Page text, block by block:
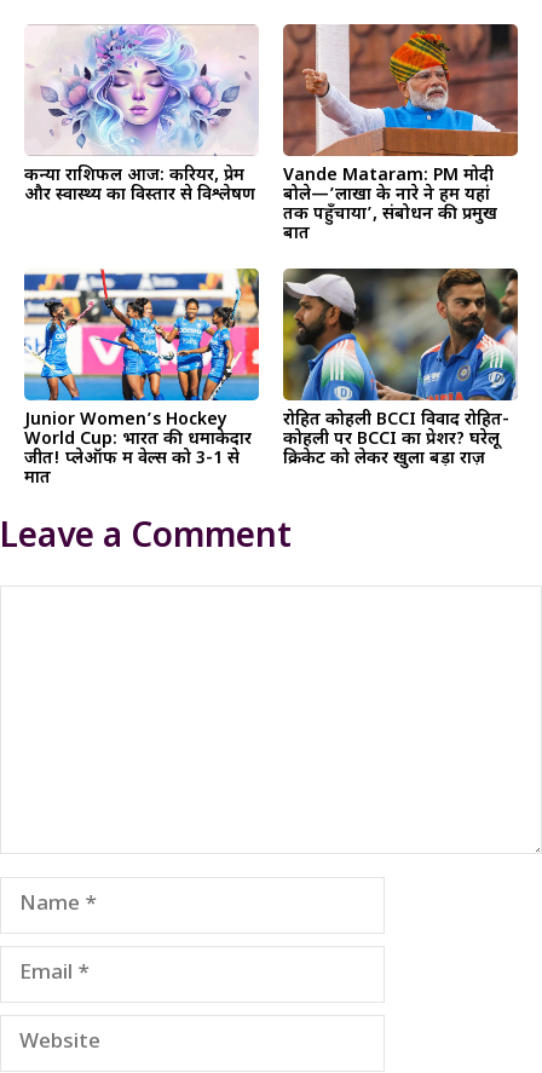
कन्या राशिफल आज: करियर, प्रेम
और स्वास्थ्य का विस्तार से विश्लेषण
Vande Mataram: PM मोदी
बोले—’लाखों के नारे ने हमें यहां
तक पहुँचाया’, संबोधन की प्रमुख
बातें
Junior Women’s Hockey
World Cup: भारत की धमाकेदार
जीत! प्लेऑफ में वेल्स को 3-1 से
मात
रोहित कोहली BCCI विवाद रोहित-
कोहली पर BCCI का प्रेशर? घरेलू
क्रिकेट को लेकर खुला बड़ा राज़
Leave a Comment
Name
Email
Website